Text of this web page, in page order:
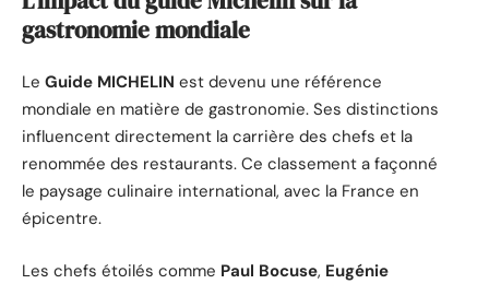
gastronomie mondiale
Le Guide MICHELIN est devenu une référence
mondiale en matière de gastronomie. Ses distinctions
influencent directement la carrière des chefs et la
renommée des restaurants. Ce classement a façonné
le paysage culinaire international, avec la France en
épicentre.
Les chefs étoilés comme Paul Bocuse, Eugénie